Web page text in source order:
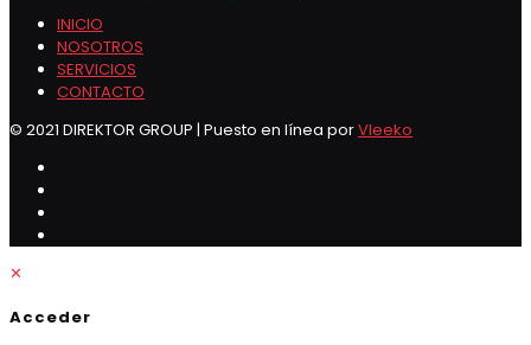
INICIO
NOSOTROS
SERVICIOS
CONTACTO
© 2021 DIREKTOR GROUP | Puesto en línea porVleeko
✕
Acceder